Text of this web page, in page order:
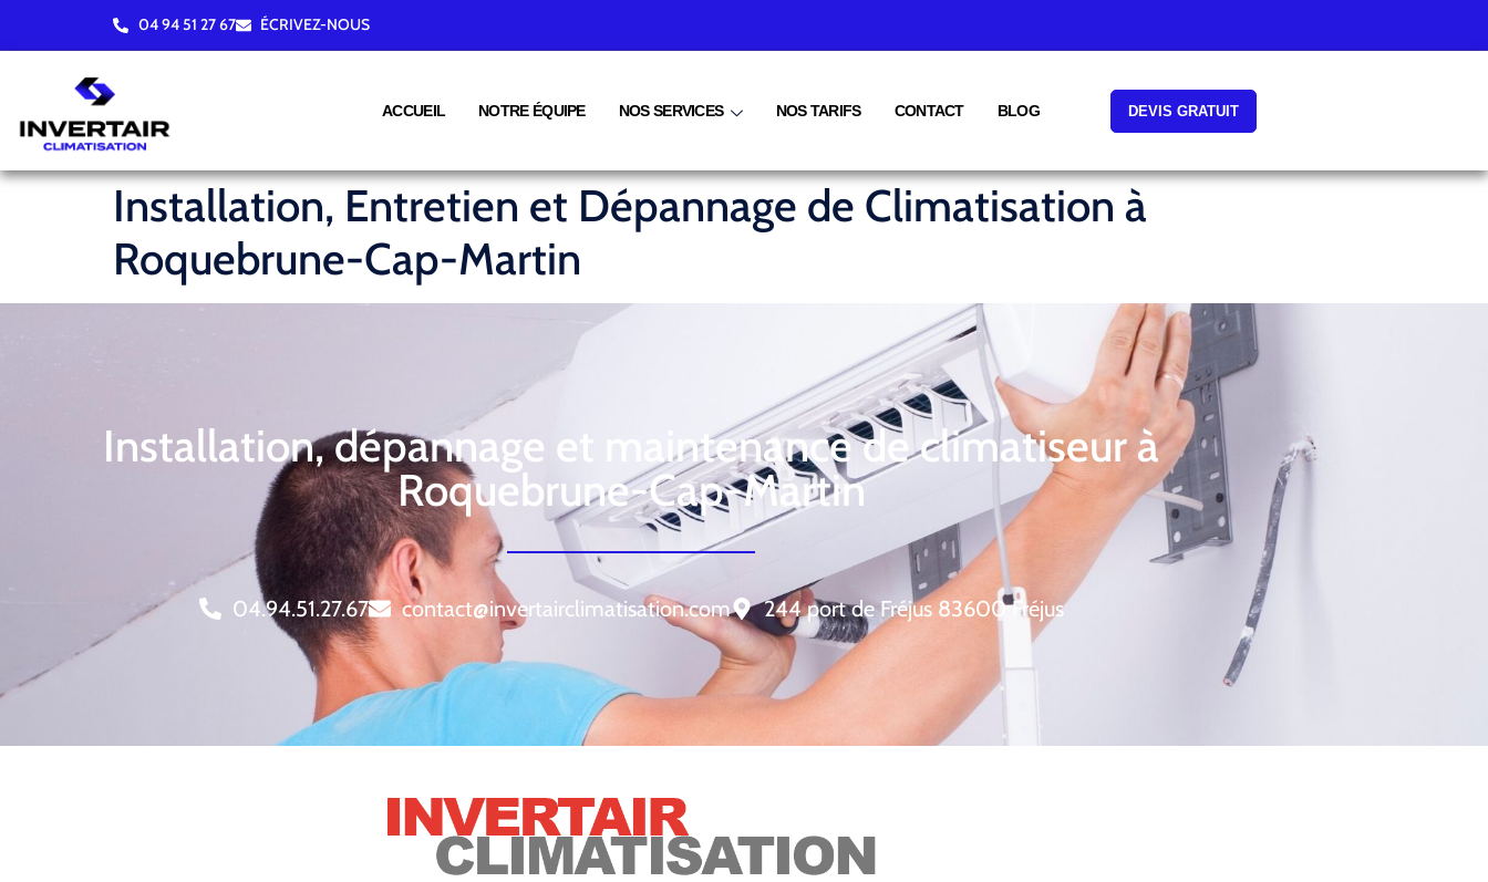
04 94 51 27 67 ÉCRIVEZ-NOUS
ACCUEIL NOTRE ÉQUIPE NOS SERVICES NOS TARIFS CONTACT BLOG DEVIS GRATUIT
Installation, Entretien et Dépannage de Climatisation à
Roquebrune-Cap-Martin
Installation, dépannage et maintenance de climatiseur à
Roquebrune-Cap-Martin
04.94.51.27.67 contact@invertairclimatisation.com 244 port de Fréjus 83600 Fréjus